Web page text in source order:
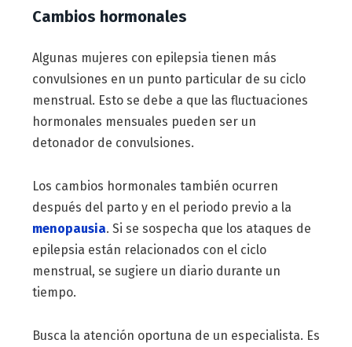
Cambios hormonales
Algunas mujeres con epilepsia tienen más
convulsiones en un punto particular de su ciclo
menstrual. Esto se debe a que las fluctuaciones
hormonales mensuales pueden ser un
detonador de convulsiones.
Los cambios hormonales también ocurren
después del parto y en el periodo previo a la
menopausia. Si se sospecha que los ataques de
epilepsia están relacionados con el ciclo
menstrual, se sugiere un diario durante un
tiempo.
Busca la atención oportuna de un especialista. Es